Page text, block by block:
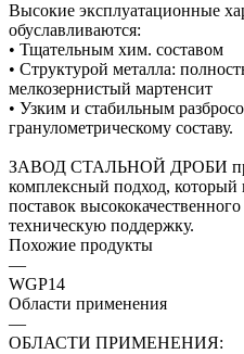
Высокие эксплуатационные
обуславливаются:
• Тщательным хим. составом
• Структурой металла:
мелкозернистый мартенсит
• Узким и стабильным
гранулометрическому составу.
ЗАВОД СТАЛЬНОЙ ДРОБИ
комплексный подход, который
поставок
техническую поддержку.
Похожие продукты
—
WGP14
Области применения
—
ОБЛАСТИ ПРИМЕНЕНИЯ: